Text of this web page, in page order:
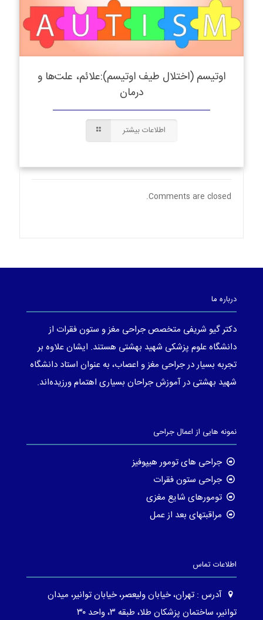
اوتیسم (اختلال طیف اوتیسم):علائم، علت‌ها و
درمان
اطلاعات بیشتر
Comments are closed.
درباره ما
دکتر گیو شریفی متخصص جراحی مغز و ستون فقرات از
دانشگاه علوم پزشکی شهید بهشتی هستند. ایشان علاوه بر
تجربه بسیار در جراحی مغز و اعصاب، به عنوان استاد دانشگاه
شهید بهشتی در آموزش جراحان بسیاری اهتمام ورزیده‌اند.
نمونه هایی از اعمال جراحی
جراحی های تومور هیپوفیز
جراحی ستون فقرات
تومورهای شایع مغزی
مراقبتهای بعد از عمل
اطلاعات تماس
آدرس : تهران، خیابان ولیعصر، خیابان توانیر، میدان
توانیر، ساختمان پزشکان طلا، طبقه ۳، واحد ۳۰